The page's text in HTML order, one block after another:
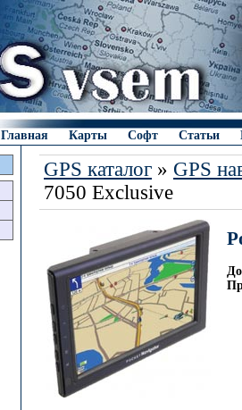
Главная Карты Софт Статьи
GPS каталог » GPS
7050 Exclusive